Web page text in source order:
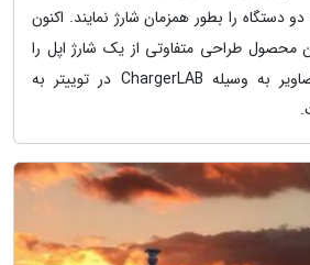
دستگاه را بطور همزمان شارژ نمایند. اکنون
محصول طراحی متفاوتی از یک شارژ اپل را
نشان می دهد. این تصاویر به وسیله ChargerLAB در توییتر به